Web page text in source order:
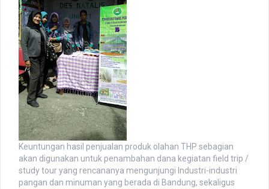
Keuntungan hasil penjualan produk olahan THP sebagian
akan digunakan untuk penambahan dana kegiatan field trip /
study tour yang rencananya mengunjungi Industri-industri
pangan dan minuman yang berada di Bandung, sekaligus